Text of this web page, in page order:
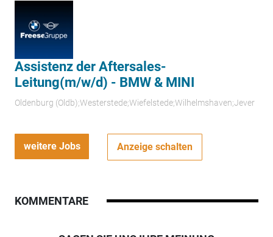
Assistenz der Aftersales-
Leitung(m/w/d) - BMW & MINI
Oldenburg (Oldb);Westerstede;Wiefelstede;Wilhelmshaven;Jever
weitere Jobs Anzeige schalten
KOMMENTARE